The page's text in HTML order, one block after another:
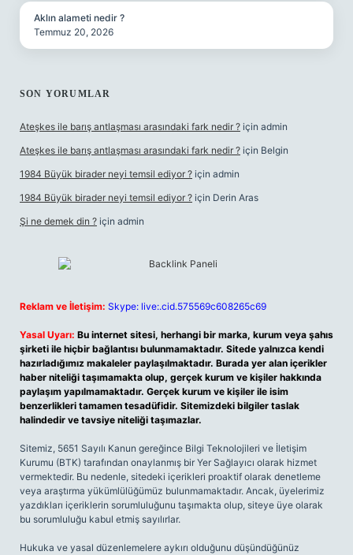
Aklın alameti nedir ?
Temmuz 20, 2026
SON YORUMLAR
Ateşkes ile barış antlaşması arasındaki fark nedir ? için admin
Ateşkes ile barış antlaşması arasındaki fark nedir ? için Belgin
1984 Büyük birader neyi temsil ediyor ? için admin
1984 Büyük birader neyi temsil ediyor ? için Derin Aras
Şi ne demek din ? için admin
Reklam ve İletişim: Skype: live:.cid.575569c608265c69
Yasal Uyarı: Bu internet sitesi, herhangi bir marka, kurum veya şahıs
şirketi ile hiçbir bağlantısı bulunmamaktadır. Sitede yalnızca kendi
hazırladığımız makaleler paylaşılmaktadır. Burada yer alan içerikler
haber niteliği taşımamakta olup, gerçek kurum ve kişiler hakkında
paylaşım yapılmamaktadır. Gerçek kurum ve kişiler ile isim
benzerlikleri tamamen tesadüfidir. Sitemizdeki bilgiler taslak
halindedir ve tavsiye niteliği taşımazlar.
Sitemiz, 5651 Sayılı Kanun gereğince Bilgi Teknolojileri ve İletişim
Kurumu (BTK) tarafından onaylanmış bir Yer Sağlayıcı olarak hizmet
vermektedir. Bu nedenle, sitedeki içerikleri proaktif olarak denetleme
veya araştırma yükümlülüğümüz bulunmamaktadır. Ancak, üyelerimiz
yazdıkları içeriklerin sorumluluğunu taşımakta olup, siteye üye olarak
bu sorumluluğu kabul etmiş sayılırlar.
Hukuka ve yasal düzenlemelere aykırı olduğunu düşündüğünüz